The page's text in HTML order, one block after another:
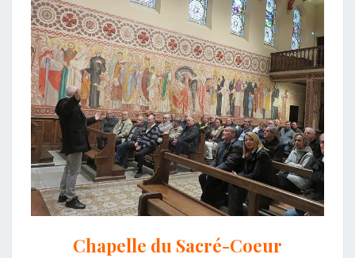
Chapelle du Sacré-Coeur